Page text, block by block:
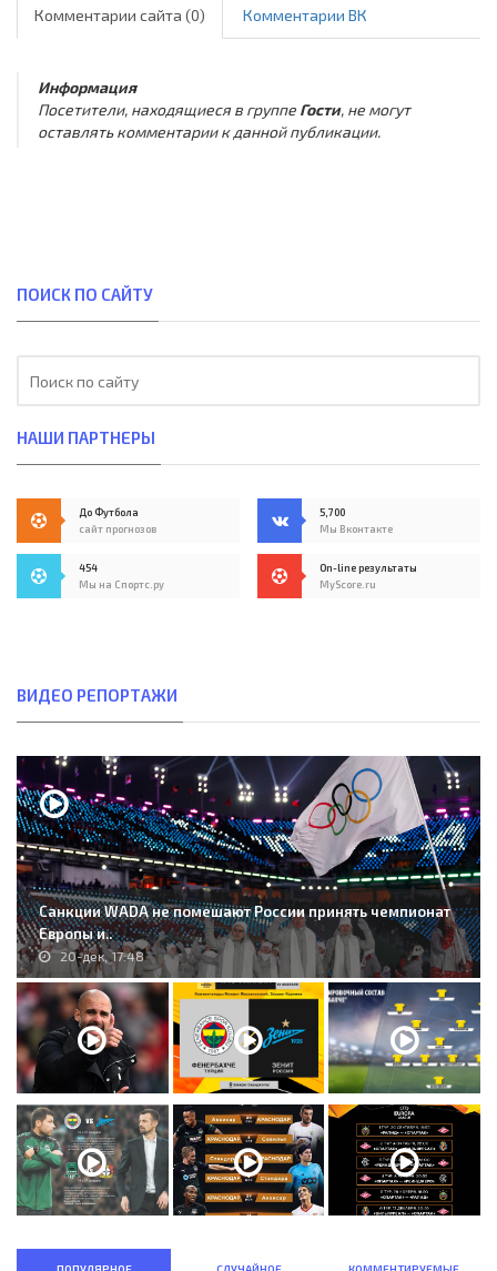
Комментарии сайта (0) Комментарии ВК
Информация
Посетители, находящиеся в группе Гости, не могут
оставлять комментарии к данной публикации.
ПОИСК ПО САЙТУ
НАШИ ПАРТНЕРЫ
До Футбола
сайт прогнозов
5,700
Мы Вконтакте
454
Мы на Спортс.ру
On-line результаты
MyScore.ru
ВИДЕО РЕПОРТАЖИ
Санкции WADA не помешают России принять чемпионат
Европы и..
20-дек, 17:48